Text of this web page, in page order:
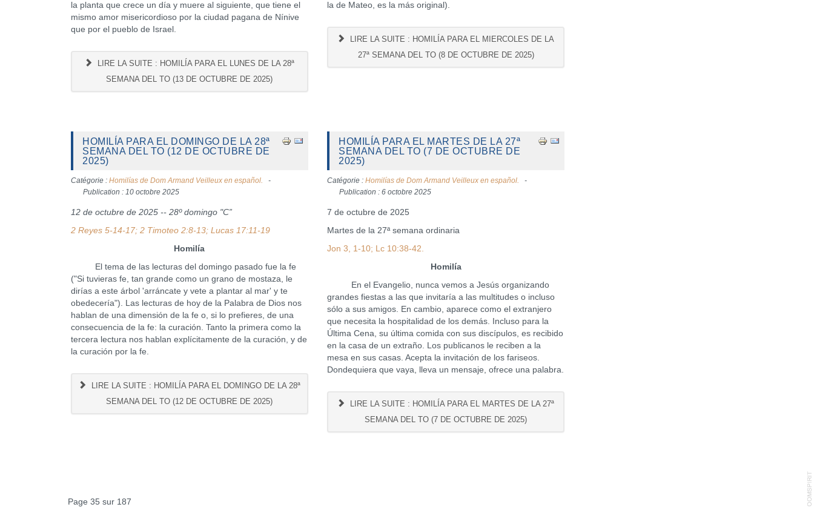
la planta que crece un día y muere al siguiente, que tiene el
mismo amor misericordioso por la ciudad pagana de Nínive
que por el pueblo de Israel.
LIRE LA SUITE : HOMILÍA PARA EL LUNES DE LA 28ª
SEMANA DEL TO (13 DE OCTUBRE DE 2025)
la de Mateo, es la más original).
LIRE LA SUITE : HOMILÍA PARA EL MIERCOLES DE LA
27ª SEMANA DEL TO (8 DE OCTUBRE DE 2025)
HOMILÍA PARA EL DOMINGO DE LA 28ª
SEMANA DEL TO (12 DE OCTUBRE DE
2025)
Catégorie : Homilías de Dom Armand Veilleux en español.
Publication : 10 octobre 2025
12 de octubre de 2025 -- 28º domingo "C”
2 Reyes 5-14-17; 2 Timoteo 2:8-13; Lucas 17:11-19
Homilía
El tema de las lecturas del domingo pasado fue la fe
("Si tuvieras fe, tan grande como un grano de mostaza, le
dirías a este árbol 'arráncate y vete a plantar al mar' y te
obedecería"). Las lecturas de hoy de la Palabra de Dios nos
hablan de una dimensión de la fe o, si lo prefieres, de una
consecuencia de la fe: la curación. Tanto la primera como la
tercera lectura nos hablan explícitamente de la curación, y de
la curación por la fe.
LIRE LA SUITE : HOMILÍA PARA EL DOMINGO DE LA 28ª
SEMANA DEL TO (12 DE OCTUBRE DE 2025)
HOMILÍA PARA EL MARTES DE LA 27ª
SEMANA DEL TO (7 DE OCTUBRE DE
2025)
Catégorie :Homilías de Dom Armand Veilleux en español.
Publication : 6 octobre 2025
7 de octubre de 2025
Martes de la 27ª semana ordinaria
Jon 3, 1-10; Lc 10:38-42.
Homilía
En el Evangelio, nunca vemos a Jesús organizando
grandes fiestas a las que invitaría a las multitudes o incluso
sólo a sus amigos. En cambio, aparece como el extranjero
que necesita la hospitalidad de los demás. Incluso para la
Última Cena, su última comida con sus discípulos, es recibido
en la casa de un extraño. Los publicanos le reciben a la
mesa en sus casas. Acepta la invitación de los fariseos.
Dondequiera que vaya, lleva un mensaje, ofrece una palabra.
LIRE LA SUITE : HOMILÍA PARA EL MARTES DE LA 27ª
SEMANA DEL TO (7 DE OCTUBRE DE 2025)
Page 35 sur 187